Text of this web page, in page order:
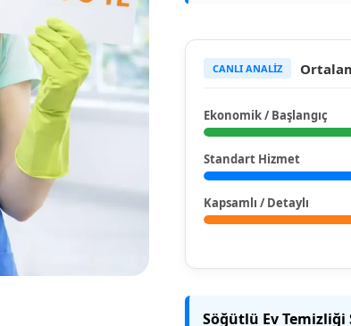
CANLI ANALİZ
Ekonomik / Başlangıç
Standart Hizmet
Kapsamlı / Detaylı
Söğütlü Ev